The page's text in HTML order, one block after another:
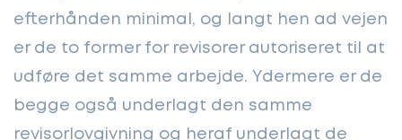
efterhånden minimal, og langt hen ad vejen
er de to former for revisorer autoriseret til at
udføre det samme arbejde. Ydermere er de
begge også underlagt den samme
revisorlovgivning og heraf underlagt de